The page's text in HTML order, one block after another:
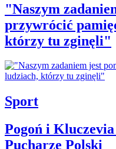
"Naszym
przywrócić
którzy tu zginęli"
Sport
Pogoń i
Pucharze Polski